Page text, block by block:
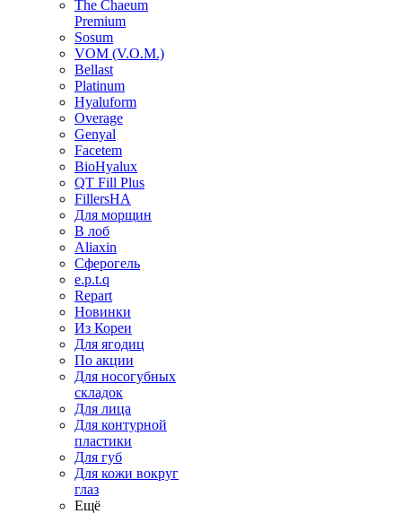
The Chaeum
Premium
Sosum
VOM (V.O.M.)
Bellast
Platinum
Hyaluform
Overage
Genyal
Facetem
BioHyalux
QT Fill Plus
FillersHA
Для морщин
В лоб
Aliaxin
Сферогель
e.p.t.q
Repart
Новинки
Из Кореи
Для ягодиц
По акции
Для носогубных
складок
Для лица
Для контурной
пластики
Для губ
Для кожи вокруг
глаз
Ещё